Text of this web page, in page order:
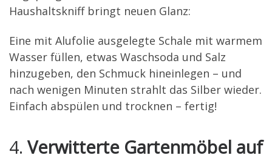
Haushaltskniff bringt neuen Glanz:
Eine mit Alufolie ausgelegte Schale mit warmem
Wasser füllen, etwas Waschsoda und Salz
hinzugeben, den Schmuck hineinlegen – und
nach wenigen Minuten strahlt das Silber wieder.
Einfach abspülen und trocknen – fertig!
4. Verwitterte Gartenmöbel auf